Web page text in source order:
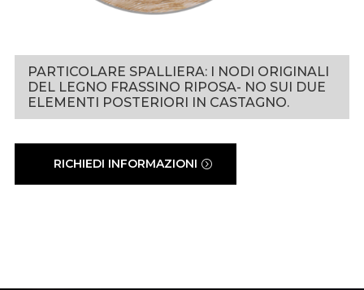
PARTICOLARE SPALLIERA: I NODI ORIGINALI
DEL LEGNO FRASSINO RIPOSA- NO SUI DUE
ELEMENTI POSTERIORI IN CASTAGNO.
RICHIEDI INFORMAZIONI